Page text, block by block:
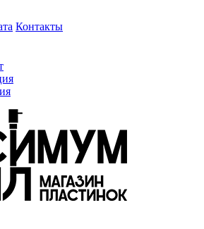
Контакты